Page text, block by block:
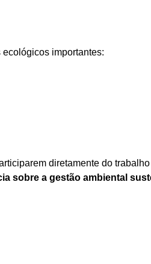
importantes:
diretamente do
sobre a gestão ambiental